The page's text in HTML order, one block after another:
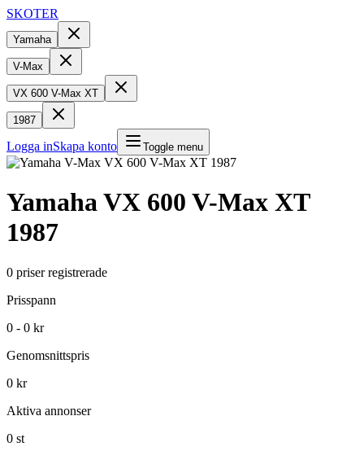
SKOTER
Yamaha
V-Max
VX 600 V-Max XT
1987
Logga inSkapa konto Toggle menu
YamahaVX 600 V-Max XT
1987
0 priser registrerade
Prisspann
0 - 0 kr
Genomsnittspris
0 kr
Aktiva annonser
0 st